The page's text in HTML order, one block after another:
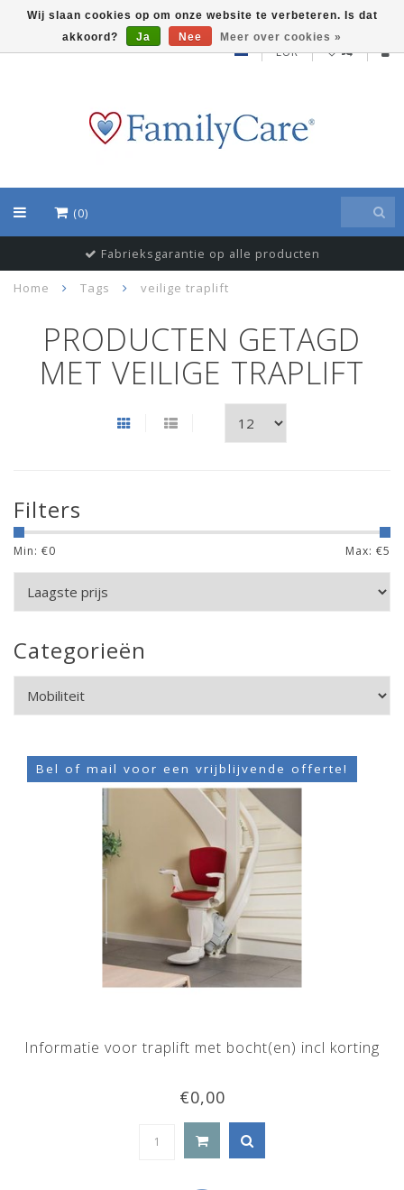
EUR
(0)
Fabrieksgarantie op alle producten
Home Tags veilige traplift
PRODUCTEN GETAGD
MET VEILIGE TRAPLIFT
Filters
Min: €0 Max: €5
Categorieën
Bel of mail voor een vrijblijvende offerte!
Informatie voor traplift met bocht(en) incl korting
€0,00
Wij slaan cookies op om onze website te verbeteren. Is dat
akkoord?
Ja Nee Meer over cookies »